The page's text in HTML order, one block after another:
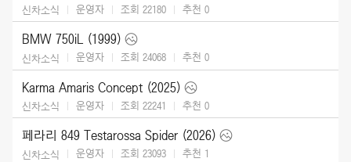
신차소식 운영자 조회 22180 추천 0
BMW 750iL (1999)
신차소식 운영자 조회 24068 추천 0
Karma Amaris Concept (2025)
신차소식 운영자 조회 22241 추천 0
페라리 849 Testarossa Spider (2026)
신차소식 운영자 조회 23093 추천 1